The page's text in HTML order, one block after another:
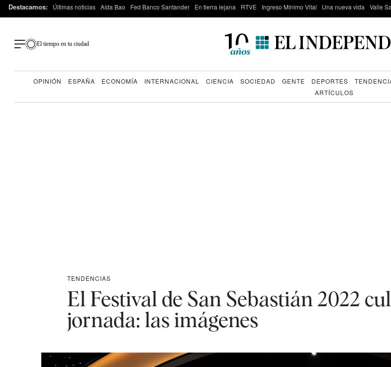
Destacamos: Últimas noticias Aída Bao Fed Banco Santander En tierra lejana RTVE Ingreso Mínimo Vital Una nueva vida Valle
El tiempo en tu ciudad
OPINIÓN ESPAÑA ECONOMÍA INTERNACIONAL CIENCIA SOCIEDAD GENTE DEPORTES
ARTÍCULOS
TENDENCIAS
El Festival de San Sebastián 2022
jornada: las imágenes